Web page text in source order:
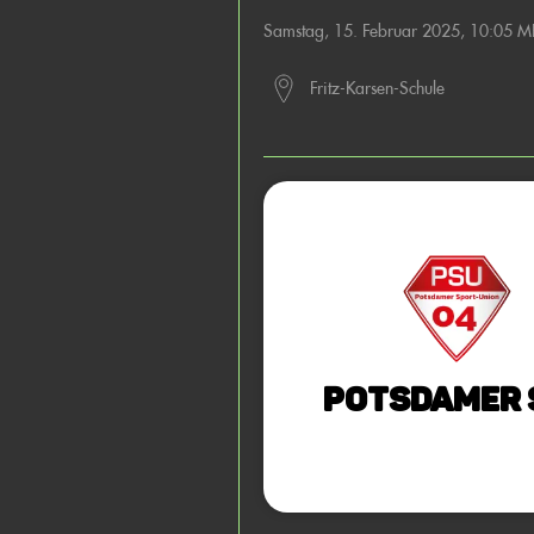
Samstag, 15. Februar 2025, 10:05
Fritz-Karsen-Schule
Potsdamer